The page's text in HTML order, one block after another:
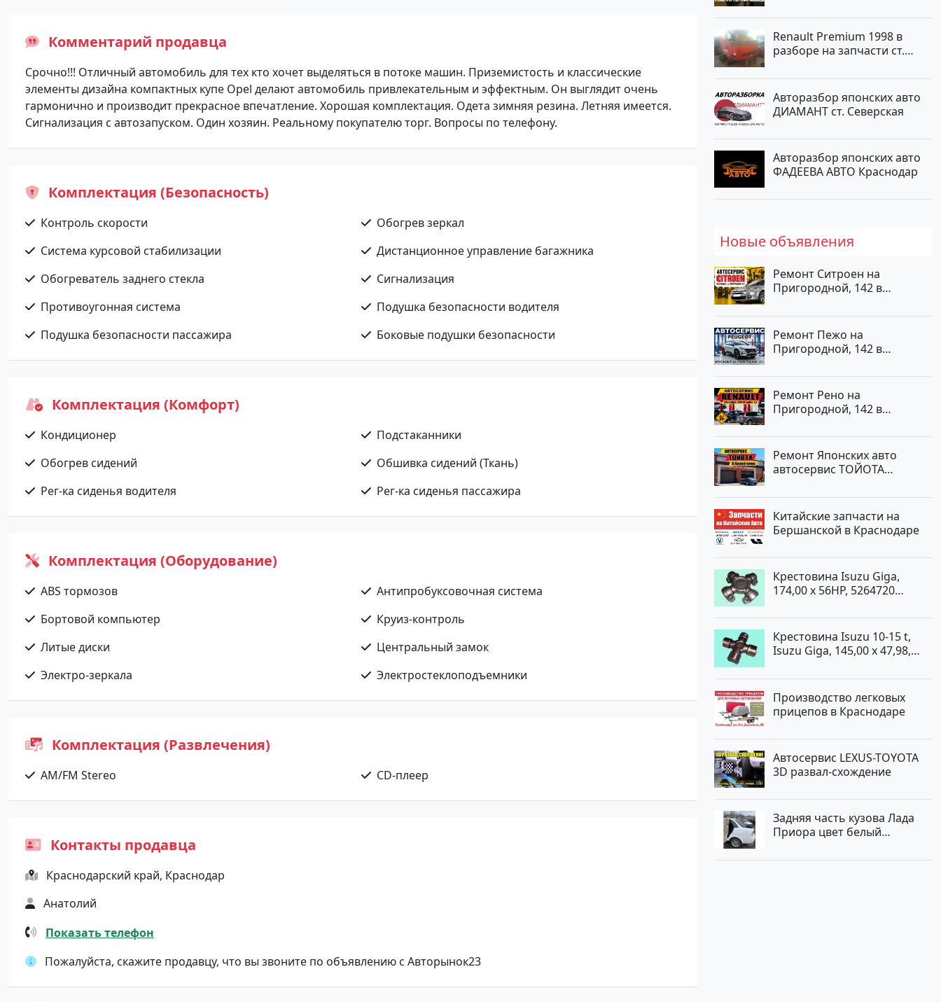
Комментарий продавца
Срочно!!! Отличный автомобиль для тех кто хочет выделяться в потоке машин. Приземистость и классические
элементы дизайна компактных купе Opel делают автомобиль привлекательным и эффектным. Он выглядит очень
гармонично и производит прекрасное впечатление. Хорошая комплектация. Одета зимняя резина. Летняя имеется.
Сигнализация с автозапуском. Один хозяин. Реальному покупателю торг. Вопросы по телефону.
Комплектация (Безопасность)
Контроль скорости
Обогрев зеркал
Система курсовой стабилизации
Дистанционное управление багажника
Обогреватель заднего стекла
Сигнализация
Противоугонная система
Подушка безопасности водителя
Подушка безопасности пассажира
Боковые подушки безопасности
Комплектация (Комфорт)
Кондиционер
Подстаканники
Обогрев сидений
Обшивка сидений (Ткань)
Рег-ка сиденья водителя
Рег-ка сиденья пассажира
Комплектация (Оборудование)
ABS тормозов
Антипробуксовочная система
Бортовой компьютер
Круиз-контроль
Литые диски
Центральный замок
Электро-зеркала
Электростеклоподъемники
Комплектация (Развлечения)
AM/FM Stereo CD-плеер
Контакты продавца
Краснодарский край, Краснодар
Анатолий
Показать телефон
Пожалуйста, скажите продавцу, что вы звоните по объявлению с Авторынок23
Renault Premium 1998 в
разборе на запчасти ст.
Авторазбор японских авто
ДИАМАНТ ст. Северская
Авторазбор японских авто
ФАДЕЕВА АВТО Краснодар
Новые объявления
Ремонт Ситроен на
Пригородной, 142 в
Ремонт Пежо на
Пригородной, 142 в
Ремонт Рено на
Пригородной, 142 в
Ремонт Японских авто
автосервис ТОЙОТА
Китайские запчасти на
Бершанской в Краснодаре
Крестовина Isuzu Giga,
174,00 x 56HP, 5264720
Крестовина Isuzu 10-15 t,
Isuzu Giga, 145,00 x 47,98,
Производство легковых
прицепов в Краснодаре
Автосервис LEXUS-TOYOTA
3D развал-схождение
Задняя часть кузова Лада
Приора цвет белый